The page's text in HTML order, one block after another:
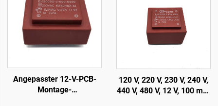
Angepasster 12-V-PCB-
Montage-
120 V, 220 V, 230 V, 240 V,
440 V, 480 V, 12 V, 100 mA,